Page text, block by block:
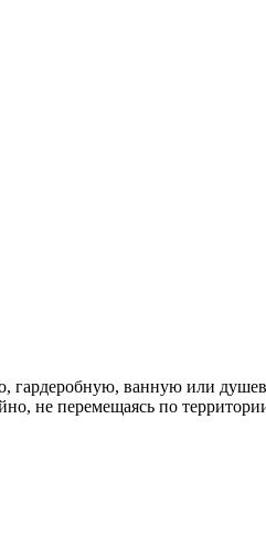
гардеробную, ванную или
не перемещаясь по